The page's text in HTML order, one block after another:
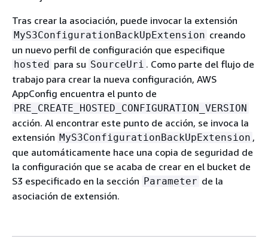
Tras crear la asociación, puede invocar la extensión
MyS3ConfigurationBackUpExtension creando
un nuevo perfil de configuración que especifique
hosted para su SourceUri . Como parte del flujo de
trabajo para crear la nueva configuración, AWS
AppConfig encuentra el punto de
PRE_CREATE_HOSTED_CONFIGURATION_VERSION
acción. Al encontrar este punto de acción, se invoca la
extensión MyS3ConfigurationBackUpExtension ,
que automáticamente hace una copia de seguridad de
la configuración que se acaba de crear en el bucket de
S3 especificado en la sección Parameter de la
asociación de extensión.